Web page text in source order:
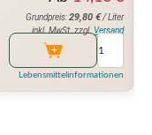
Grundpreis:29,80 €/ Liter
inkl. MwSt. zzgl. Versand
Lebensmittelinformationen